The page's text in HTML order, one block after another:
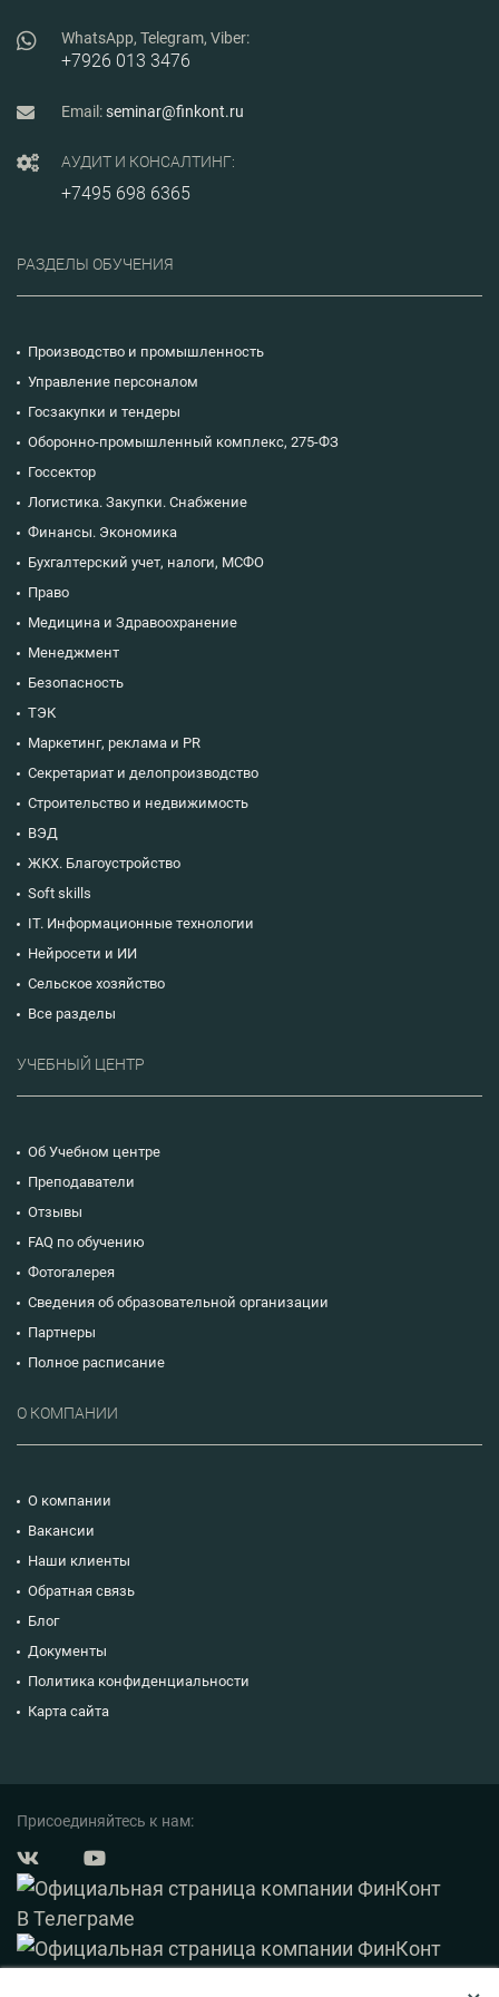
WhatsApp, Telegram, Viber:
+7926 013 3476
Email:seminar@finkont.ru
АУДИТ И КОНСАЛТИНГ:
+7495 698 6365
РАЗДЕЛЫ ОБУЧЕНИЯ
Производство и промышленность
Управление персоналом
Госзакупки и тендеры
Оборонно-промышленный комплекс, 275-ФЗ
Госсектор
Логистика. Закупки. Снабжение
Финансы. Экономика
Бухгалтерский учет, налоги, МСФО
Право
Медицина и Здравоохранение
Менеджмент
Безопасность
ТЭК
Маркетинг, реклама и PR
Секретариат и делопроизводство
Строительство и недвижимость
ВЭД
ЖКХ. Благоустройство
Soft skills
IT. Информационные технологии
Нейросети и ИИ
Сельское хозяйство
Все разделы
УЧЕБНЫЙ ЦЕНТР
Об Учебном центре
Преподаватели
Отзывы
FAQ по обучению
Фотогалерея
Сведения об образовательной организации
Партнеры
Полное расписание
О КОМПАНИИ
О компании
Вакансии
Наши клиенты
Обратная связь
Блог
Документы
Политика конфиденциальности
Карта сайта
Присоединяйтесь к нам: